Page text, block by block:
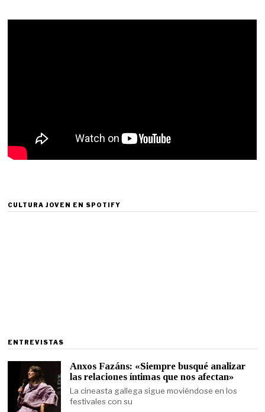
CULTURA JOVEN EN SPOTIFY
ENTREVISTAS
Anxos Fazáns: «Siempre busqué analizar
las relaciones íntimas que nos afectan»
La cineasta gallega sigue moviéndose en los
festivales con su